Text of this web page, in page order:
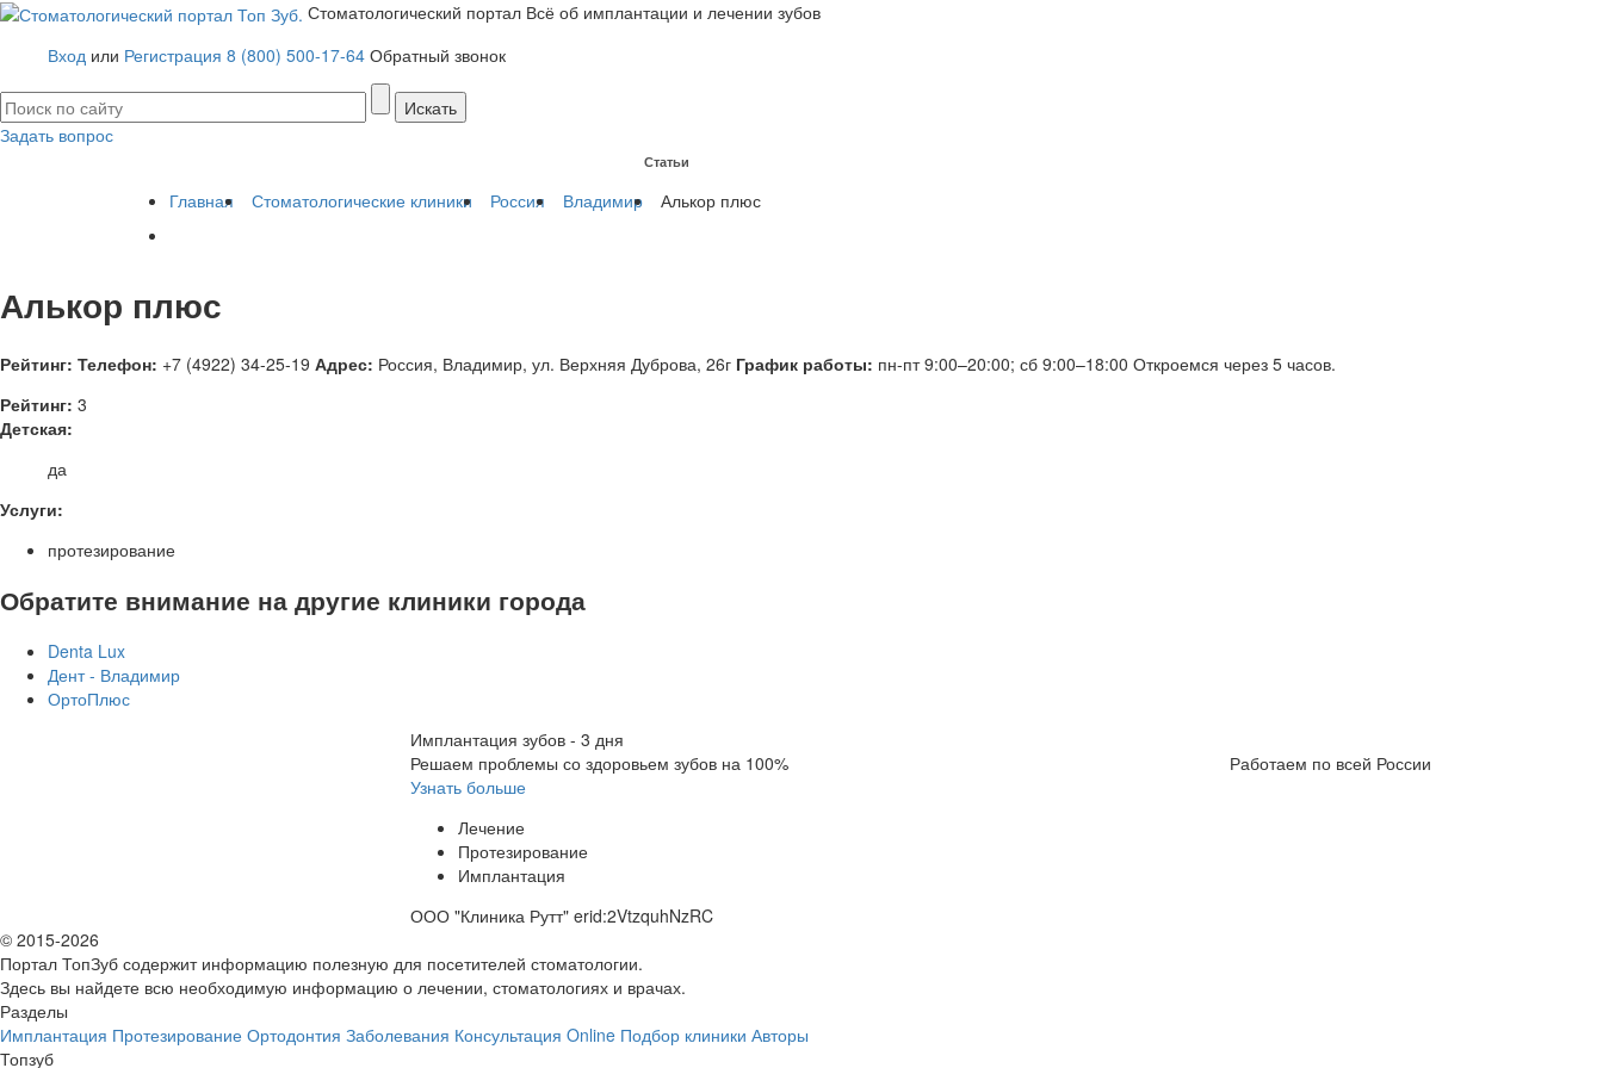
Стоматологический портал Всё об имплантации и лечении зубов
Вход или Регистрация 8 (800) 500-17-64 Обратный звонок
Задать вопрос
Статьи
Главная Стоматологические клиники Россия Владимир Алькор плюс
Алькор плюс
Рейтинг: Телефон: +7 (4922) 34-25-19 Адрес: Россия, Владимир, ул. Верхняя Дуброва, 26г График работы: пн-пт 9:00–20:00; сб 9:00–18:00 Откроемся через 5 часов.
Рейтинг: 3
Детская:
да
Услуги:
протезирование
Обратите внимание на другие клиники города
Denta Lux
Дент - Владимир
ОртоПлюс
Имплантация зубов - 3 дня
Решаем проблемы со здоровьем зубов на 100%
Узнать больше
Лечение
Протезирование
Имплантация
ООО "Клиника Рутт" erid:2VtzquhNzRC
Работаем по всей России
© 2015-2026
Портал ТопЗуб содержит информацию полезную для посетителей стоматологии.
Здесь вы найдете всю необходимую информацию о лечении, стоматологиях и врачах.
Разделы
Имплантация Протезирование Ортодонтия Заболевания Консультация Online Подбор клиники Авторы
Топзуб